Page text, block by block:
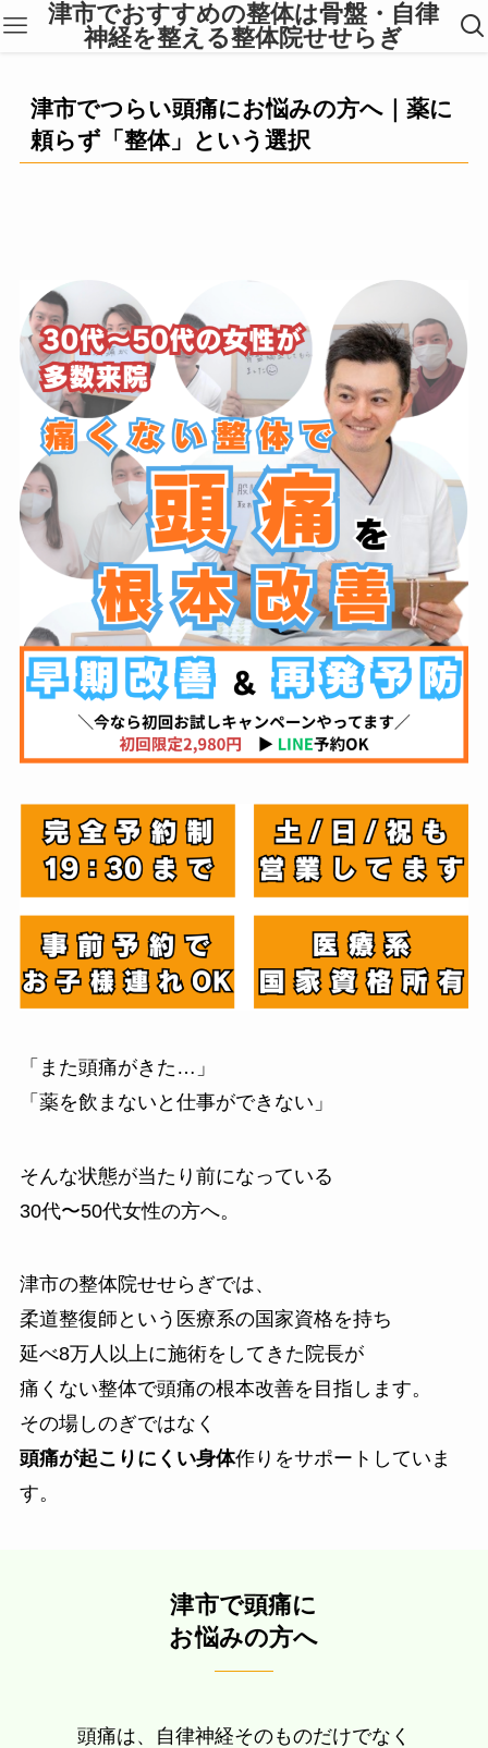
津市でおすすめの整体は骨盤・自律
神経を整える整体院せせらぎ
津市でつらい頭痛にお悩みの方へ｜薬に
頼らず「整体」という選択
「また頭痛がきた…」
「薬を飲まないと仕事ができない」
そんな状態が当たり前になっている
30代〜50代女性の方へ。
津市の整体院せせらぎでは、
柔道整復師という医療系の国家資格を持ち
延べ8万人以上に施術をしてきた院長が
痛くない整体で頭痛の根本改善を目指します。
その場しのぎではなく
頭痛が起こりにくい身体作りをサポートしていま
す。
津市で頭痛に
お悩みの方へ
頭痛は、自律神経そのものだけでなく